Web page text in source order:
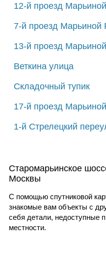
12-й проезд
7-й проезд Марьиной
13-й проезд
Веткина улица
Складочный тупик
17-й проезд
1-й Стрелецкий
Старомарьинское
Москвы
С помощью спутниковой
знакомые вам объекты с
себя детали, недоступные
местности.